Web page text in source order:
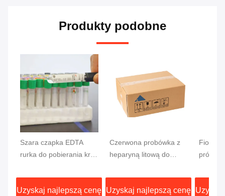
Produkty podobne
Szara czapka EDTA
rurka do pobierania krwi
13x75mm próbka krwi
Uzyskaj najlepszą cenę
Czerwona probówka z
heparyną litową do
Uzyskaj najlepszą cenę
test CF
korek